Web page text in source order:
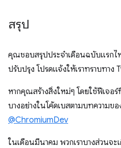
สรุป
คุณชอบสรุปประจำเดือนฉบับแรกไ
ปรับปรุง โปรดแจ้งให้เราทราบทาง
หากคุณสร้างสิ่งใหม่ๆ โดยใช้ฟีเจอ
บางอย่างในโค้ดเบสตามบทความขอ
@ChromiumDev
ในเดือนมีนาคม พวกเราบางส่วนจะ